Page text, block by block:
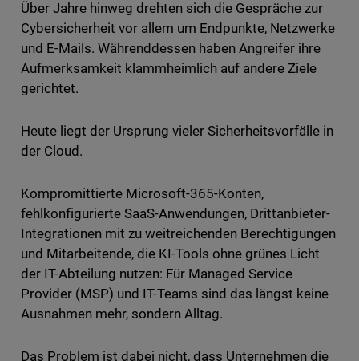
Über Jahre hinweg drehten sich die Gespräche zur
Cybersicherheit vor allem um Endpunkte, Netzwerke
und E-Mails. Währenddessen haben Angreifer ihre
Aufmerksamkeit klammheimlich auf andere Ziele
gerichtet.
Heute liegt der Ursprung vieler Sicherheitsvorfälle in
der Cloud.
Kompromittierte Microsoft-365-Konten,
fehlkonfigurierte SaaS-Anwendungen, Drittanbieter-
Integrationen mit zu weitreichenden Berechtigungen
und Mitarbeitende, die KI-Tools ohne grünes Licht
der IT-Abteilung nutzen: Für Managed Service
Provider (MSP) und IT-Teams sind das längst keine
Ausnahmen mehr, sondern Alltag.
Das Problem ist dabei nicht, dass Unternehmen die